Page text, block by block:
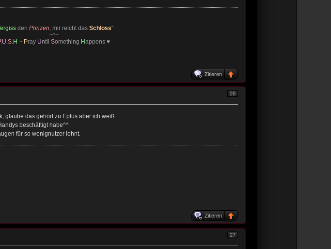
den Prinzen, mir reicht das Schloss"
~*~
.U.S.H ~ Pray Until Something Happens ♥
Zitieren
26
glaube das gehört zu Eplus aber ich weiß
beschäftigt habe^^
für so wenignutzer lohnt.
Zitieren
27